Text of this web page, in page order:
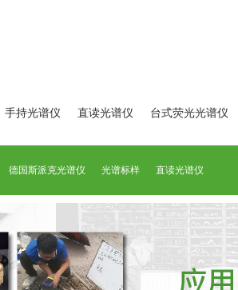
手持光谱仪 直读光谱仪 台式荧光光谱仪
德国斯派克光谱仪 光谱标样 直读光谱仪